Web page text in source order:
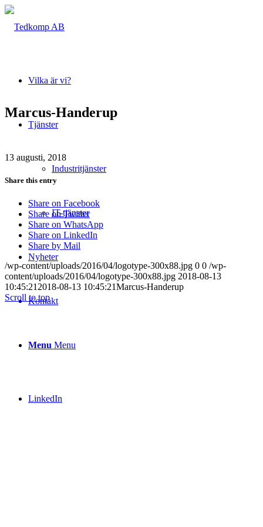
Vilka är vi?
Tjänster
Industritjänster
IT-tjänster
Nyheter
Kontakt
Menu Menu
LinkedIn
Marcus-Handerup
13 augusti, 2018
Share this entry
Share on Facebook
Share on Twitter
Share on WhatsApp
Share on LinkedIn
Share by Mail
/wp-content/uploads/2016/04/logotype-300x88.jpg 0 0 /wp-
content/uploads/2016/04/logotype-300x88.jpg 2018-08-13
10:45:21 2018-08-13 10:45:21Marcus-Handerup
Scroll to top